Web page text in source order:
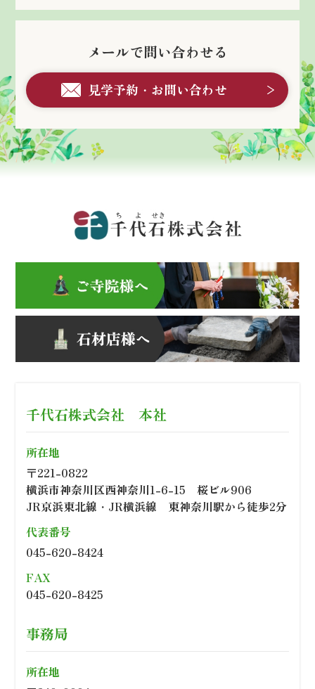
メールで問い合わせる
見学予約・お問い合わせ
千代石株式会社 本社
所在地
〒221-0822
横浜市神奈川区西神奈川1-6-15 桜ビル906
JR京浜東北線・JR横浜線 東神奈川駅から徒歩2分
代表番号
045-620-8424
FAX
045-620-8425
事務局
所在地